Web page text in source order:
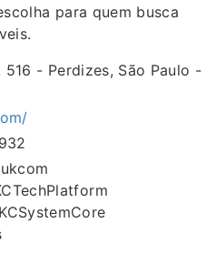
para quem busca
516 - Perdizes, São Paulo -